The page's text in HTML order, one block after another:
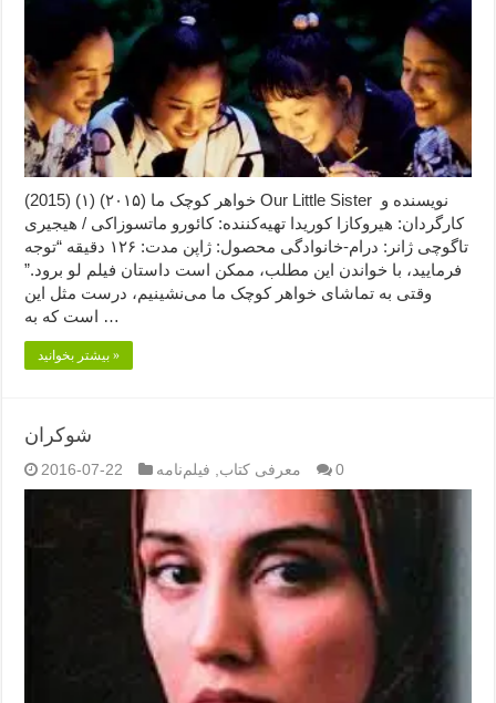
خواهر کوچک ما (۲۰۱۵) (۱) (2015) Our Little Sister نویسنده و
کارگردان: هیروکازا کوریدا تهیه‌کننده: کائورو ماتسوزاکی / هیجیری
تاگوچی ژانر: درام-خانوادگی محصول: ژاپن مدت: ۱۲۶ دقیقه “توجه
فرمایید،‌ با خواندن این مطلب، ممکن است داستان فیلم لو برود.”
وقتی به تماشای خواهر کوچک ما می‌نشینیم،‌ درست مثل این
است که به …
بیشتر بخوانید »
شوکران
2016-07-22 معرفی کتاب, فیلم‌نامه 0